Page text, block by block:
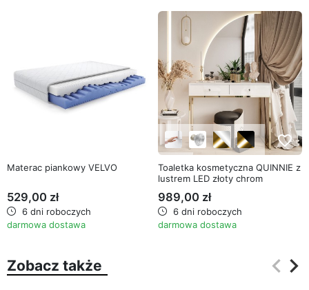
Materac piankowy VELVO
529,00 zł
6 dni roboczych
darmowa dostawa
favorite_border
Toaletka kosmetyczna QUINNIE z
lustrem LED złoty chrom
989,00 zł
6 dni roboczych
darmowa dostawa
Zobacz także keyboard_arrow_left
keyboard_arrow_right